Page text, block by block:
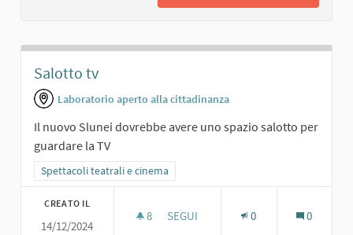
Salotto tv
Laboratorio aperto alla cittadinanza
Il nuovo Slunei dovrebbe avere uno spazio salotto per
guardare la TV
Filtra i risultati per categoria: Spettacoli teatrali e cinema
Spettacoli teatrali e cinema
CREATO IL
14/12/2024
8 8 SOSTENITORI
SEGUI 0 0